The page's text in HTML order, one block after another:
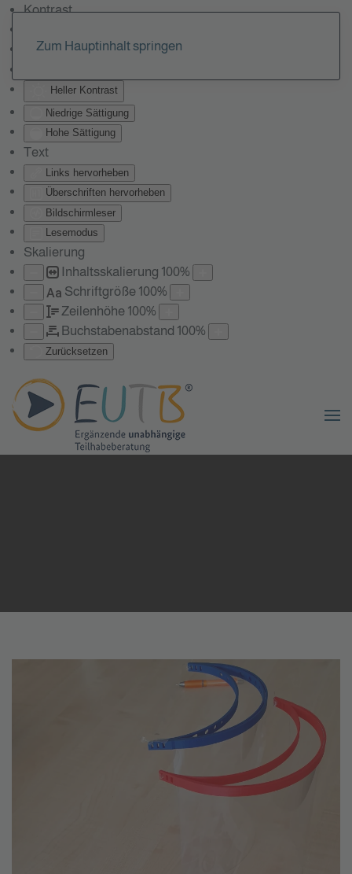
Kontrast
Monochrom
Heller Kontrast
Niedrige Sättigung
Hohe Sättigung
Text
Links hervorheben
Überschriften hervorheben
Bildschirmleser
Lesemodus
Skalierung
Inhaltsskalierung 100%
Aa Schriftgröße 100%
Zeilenhöhe 100%
Buchstabenabstand 100%
Zurücksetzen
Zum Hauptinhalt springen